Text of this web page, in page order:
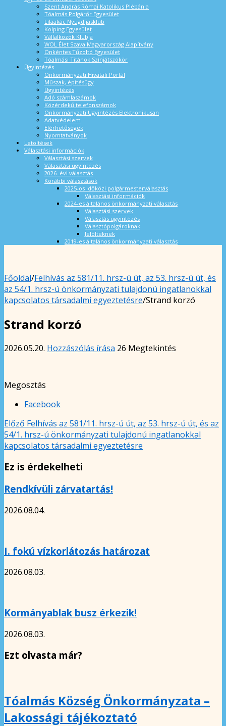
Szent András Római Katolikus Plébánia
Tóalmás Polgárőr Egyesület
Lilaakác Nyugdíjasklub
Kolping Egyesület
Vállalkozók Klubja
WOL Élet Szava Magyarország Alapítvány
Önkéntes Tűzoltó Egyesület
Tóalmási Titánok Színjátszókör
Ügyintézés
Önkormányzati Hivatali Portál
Műszak, építésügy
Ügyintézés
Adó számlaszámok
Közérdekű telefonszámok
Önkormányzati Ügyintézés Elektronikusan
Adatvédelem
Elérhetőségek
Nyomtatványok
Letöltések
Választási információk
Választási szervek
Választási ügyintézés
2026. évi választás
Korábbi választások
2025-ös időközi polgármesterválasztás
Választási információk
2024-es általános önkormányzati választás
Választási szervek
Választás ügyintézés
Választópolgároknak
Jelölteknek
2019-es általános önkormányzati választás
Főoldal/Felhívás az 581/11. hrsz-ú út, az 53. hrsz-ú út, és
az 54/1. hrsz-ú önkormányzati tulajdonú ingatlanokkal
kapcsolatos társadalmi egyeztetésre/Strand korzó
Strand korzó
2026.05.20. Hozzászólás írása 26 Megtekintés
Megosztás
Facebook
Előző Felhívás az 581/11. hrsz-ú út, az 53. hrsz-ú út, és az
54/1. hrsz-ú önkormányzati tulajdonú ingatlanokkal
kapcsolatos társadalmi egyeztetésre
Ez is érdekelheti
Rendkívüli zárvatartás!
2026.08.04.
I. fokú vízkorlátozás határozat
2026.08.03.
Kormányablak busz érkezik!
2026.08.03.
Ezt olvasta már?
Tóalmás Község Önkormányzata –
Lakossági tájékoztató